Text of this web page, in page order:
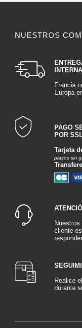
NUESTROS
Francia
Europa
PAGO
POR
Tarjeta
plazos sin
cliente
Realice
durante